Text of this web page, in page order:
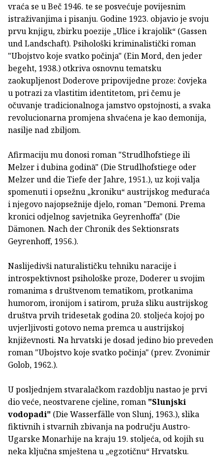
vraća se u Beč 1946. te se posvećuje povijesnim
istraživanjima i pisanju. Godine 1923. objavio je svoju
prvu knjigu, zbirku poezije „Ulice i krajolik“ (Gassen
und Landschaft). Psihološki kriminalistički roman
"Ubojstvo koje svatko počinja" (Ein Mord, den jeder
begeht, 1938.) otkriva osnovnu tematsku
zaokupljenost Doderove pripovijedne proze: čovjeka
u potrazi za vlastitim identitetom, pri čemu je
očuvanje tradicionalnoga jamstvo opstojnosti, a svaka
revolucionarna promjena shvaćena je kao demonija,
nasilje nad zbiljom.
Afirmaciju mu donosi roman "Strudlhofstiege ili
Melzer i dubina godinā" (Die Strudlhofstiege oder
Melzer und die Tiefe der Jahre, 1951.), uz koji valja
spomenuti i opsežnu „kroniku“ austrijskog međuraća
i njegovo najopsežnije djelo, roman "Demoni. Prema
kronici odjelnog savjetnika Geyrenhoffa" (Die
Dämonen. Nach der Chronik des Sektionsrats
Geyrenhoff, 1956.).
Naslijedivši naturalističku tehniku naracije i
introspektivnost psihološke proze, Doderer u svojim
romanima s društvenom tematikom, protkanima
humorom, ironijom i satirom, pruža sliku austrijskog
društva prvih tridesetak godina 20. stoljeća kojoj po
uvjerljivosti gotovo nema premca u austrijskoj
književnosti. Na hrvatski je dosad jedino bio preveden
roman "Ubojstvo koje svatko počinja" (prev. Zvonimir
Golob, 1962.).
U posljednjem stvaralačkom razdoblju nastao je prvi
dio veće, neostvarene cjeline, roman "Slunjski
vodopadi" (Die Wasserfälle von Slunj, 1963.), slika
fiktivnih i stvarnih zbivanja na području Austro-
Ugarske Monarhije na kraju 19. stoljeća, od kojih su
neka ključna smještena u „egzotičnu“ Hrvatsku.